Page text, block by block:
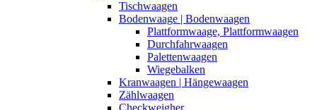
Tischwaagen
Bodenwaage | Bodenwaagen
Plattformwaage, Plattformwaagen
Durchfahrwaagen
Palettenwaagen
Wiegebalken
Kranwaagen | Hängewaagen
Zählwaagen
Checkweigher